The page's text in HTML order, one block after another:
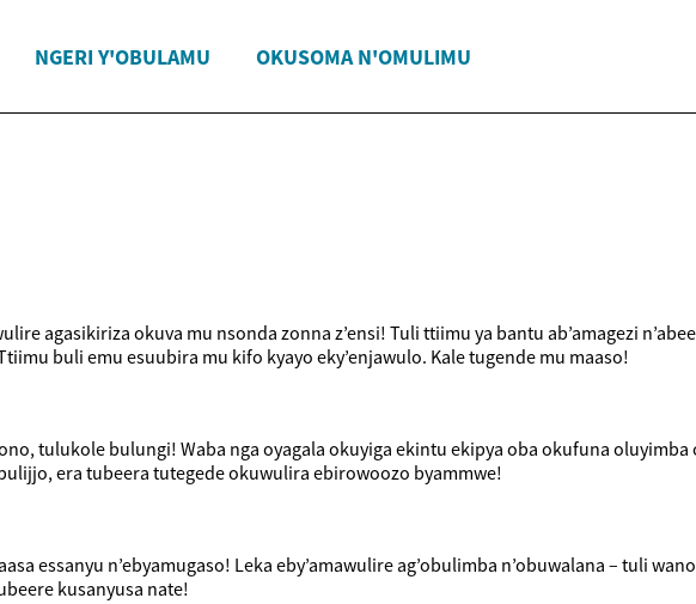
NGERI Y'OBULAMU OKUSOMA N'OMULIMU
agasikiriza okuva mu nsonda zonna z’ensi! Tuli ttiimu ya bantu ab’amagezi
buli emu esuubira mu kifo kyayo eky’enjawulo. Kale tugende mu maaso!
tulukole bulungi! Waba nga oyagala okuyiga ekintu ekipya oba okufuna
era tubeera tutegede okuwulira ebirowoozo byammwe!
essanyu n’ebyamugaso! Leka eby’amawulire ag’obulimba n’obuwalana – tuli
kusanyusa nate!